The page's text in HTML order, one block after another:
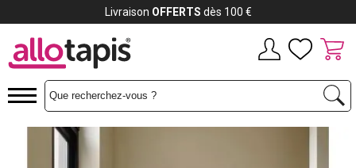
Livraison OFFERTS dès 100 €